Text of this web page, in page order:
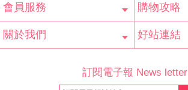
會員服務
會員辨法
客服信箱
隱私條款
網站導覽
購物攻略
常見問題
購物說明
訂單查詢
關於我們 好站連結
福利協會
絲專頁
訂閱電子報 News letter